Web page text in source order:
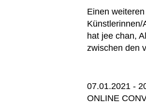
Einen
Künstlerinnen/
hat jee chan,
zwischen den
07.01.2021 -
ONLINE